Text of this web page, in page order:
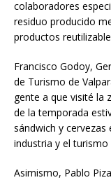
colaboradores
residuo producido
productos
Francisco Godoy,
de Turismo de
gente a que visité la
de la temporada
sándwich y
industria y el turismo
Asimismo, Pablo